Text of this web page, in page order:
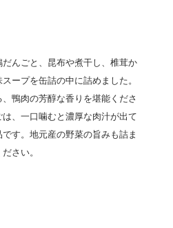
んごと、昆布や煮干し、椎茸か
ープを缶詰の中に詰めました。
鴨肉の芳醇な香りを堪能くださ
、一口噛むと濃厚な肉汁が出て
す。地元産の野菜の旨みも詰ま
さい。